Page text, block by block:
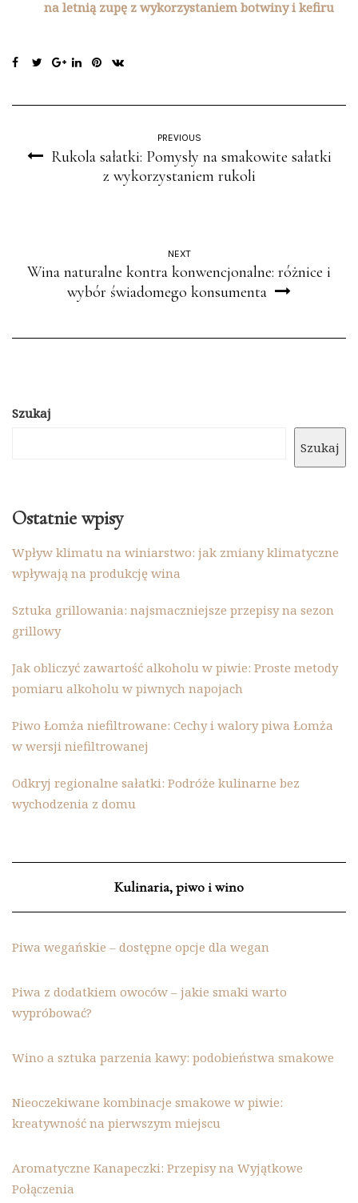
na letnią zupę z wykorzystaniem botwiny i kefiru
PREVIOUS
Rukola sałatki: Pomysły na smakowite sałatki
z wykorzystaniem rukoli
NEXT
Wina naturalne kontra konwencjonalne: różnice i
wybór świadomego konsumenta
Szukaj
Szukaj
Ostatnie wpisy
Wpływ klimatu na winiarstwo: jak zmiany klimatyczne
wpływają na produkcję wina
Sztuka grillowania: najsmaczniejsze przepisy na sezon
grillowy
Jak obliczyć zawartość alkoholu w piwie: Proste metody
pomiaru alkoholu w piwnych napojach
Piwo Łomża niefiltrowane: Cechy i walory piwa Łomża
w wersji niefiltrowanej
Odkryj regionalne sałatki: Podróże kulinarne bez
wychodzenia z domu
Kulinaria, piwo i wino
Piwa wegańskie – dostępne opcje dla wegan
Piwa z dodatkiem owoców – jakie smaki warto
wypróbować?
Wino a sztuka parzenia kawy: podobieństwa smakowe
Nieoczekiwane kombinacje smakowe w piwie:
kreatywność na pierwszym miejscu
Aromatyczne Kanapeczki: Przepisy na Wyjątkowe
Połączenia